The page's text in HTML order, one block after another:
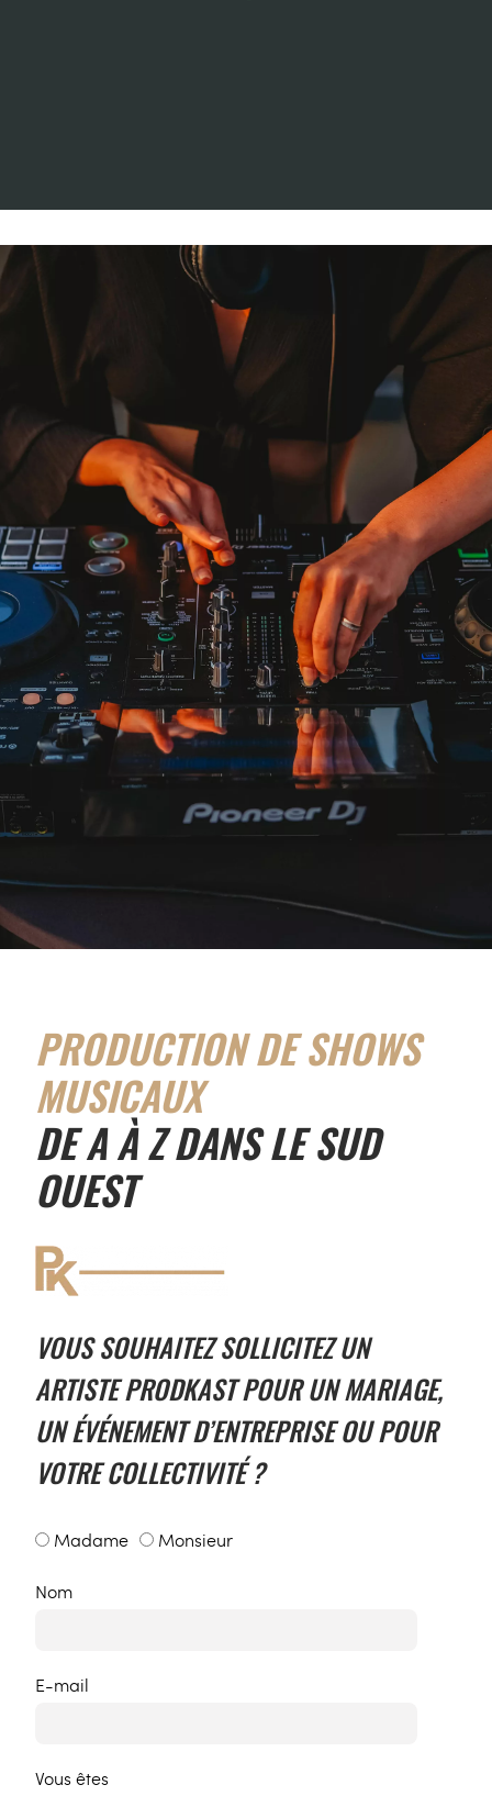
PRODUCTION DE SHOWS
MUSICAUX
DE A À Z DANS LE SUD
OUEST
VOUS SOUHAITEZ SOLLICITEZ UN
ARTISTE PRODKAST POUR UN MARIAGE,
UN ÉVÉNEMENT D’ENTREPRISE OU POUR
VOTRE COLLECTIVITÉ ?
Madame Monsieur
Nom
E-mail
Vous êtes